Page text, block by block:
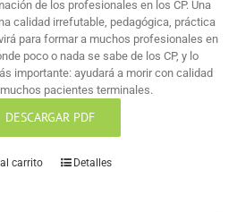
de los profesionales en los CP. Una
calidad irrefutable, pedagógica, práctica
para formar a muchos profesionales en
poco o nada se sabe de los CP, y lo
importante: ayudará a morir con calidad
pacientes terminales.
DESCARGAR PDF
carrito Detalles